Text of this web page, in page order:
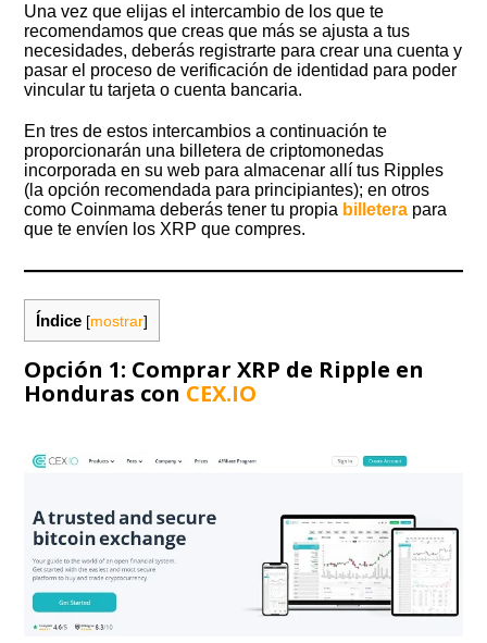
Una vez que elijas el intercambio de los que te
recomendamos que creas que más se ajusta a tus
necesidades, deberás registrarte para crear una cuenta y
pasar el proceso de verificación de identidad para poder
vincular tu tarjeta o cuenta bancaria.
En tres de estos intercambios a continuación te
proporcionarán una billetera de criptomonedas
incorporada en su web para almacenar allí tus Ripples
(la opción recomendada para principiantes); en otros
como Coinmama deberás tener tu propia billetera para
que te envíen los XRP que compres.
Índice [mostrar]
Opción 1: Comprar XRP de Ripple en
Honduras con CEX.IO